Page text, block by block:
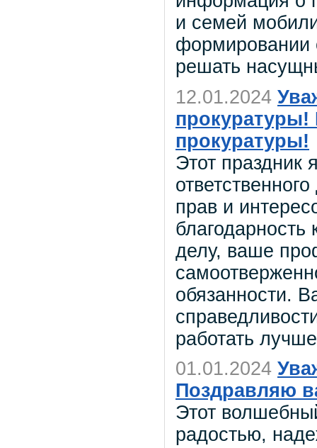
и семей
формировании
решать
12.01.2024
прокуратуры!
Этот праздник
прав и
делу, ваше
обязанности.
работать лучше
01.01.2024
Поздравляю
Этот
радостью,